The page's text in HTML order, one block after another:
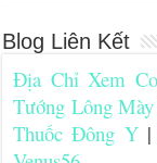
Blog Liên Kết
Địa Chỉ Xem
Tướng Lông
Thuốc Đông Y|